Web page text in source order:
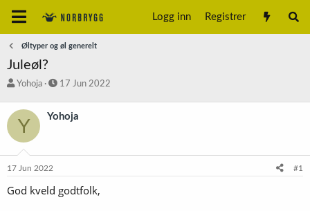
Logg inn Registrer
Øltyper og øl generelt
Juleøl?
T
å
d
a
r
e
Yohoja
S
r
a
17 Jun 2022
Y Yohoja
17 Jun 2022 #1
God kveld godtfolk,